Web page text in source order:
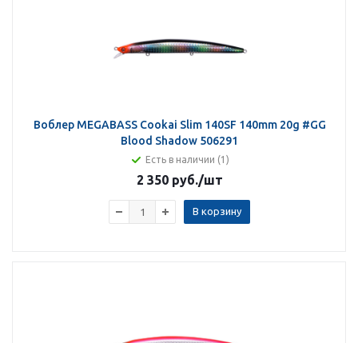
Воблер MEGABASS Cookai Slim 140SF 140mm 20g #GG
Blood Shadow 506291
Есть в наличии (1)
2 350 руб./шт
В корзину